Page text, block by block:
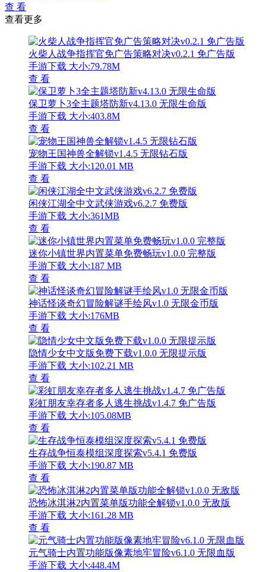
查 看
查看更多
火柴人战争指挥官免广告策略对决v0.2.1 免广告版
手游下载 大小:79.78M
查 看
保卫萝卜3全主题塔防新v4.13.0 无限生命版
手游下载 大小:403.8M
查 看
宠物王国神兽全解锁v1.4.5 无限钻石版
手游下载 大小:120.01 MB
查 看
闲侠江湖全中文武侠游戏v6.2.7 免费版
手游下载 大小:361MB
查 看
迷你小镇世界内置菜单免费畅玩v1.0.0 完整版
手游下载 大小:187 MB
查 看
神话怪谈奇幻冒险解谜手绘风v1.0 无限金币版
手游下载 大小:176MB
查 看
隐情少女中文版免费下载v1.0.0 无限提示版
手游下载 大小:102.21 MB
查 看
彩虹朋友幸存者多人逃生挑战v1.4.7 免广告版
手游下载 大小:105.08MB
查 看
生存战争恒泰模组深度探索v5.4.1 免费版
手游下载 大小:190.87 MB
查 看
恐怖冰淇淋2内置菜单版功能全解锁v1.0.0 无敌版
手游下载 大小:161.28 MB
查 看
元气骑士内置功能版像素地牢冒险v6.1.0 无限血版
手游下载 大小:448.4M